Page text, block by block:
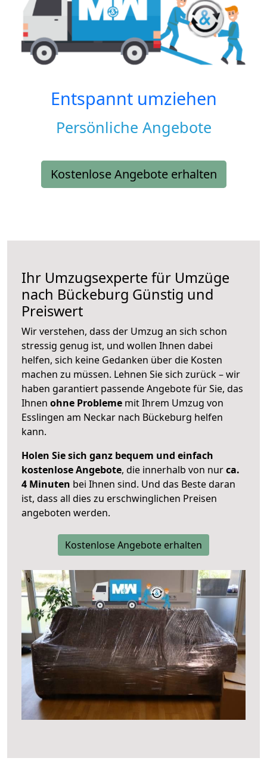
Entspannt umziehen
Persönliche Angebote
Kostenlose Angebote erhalten
Ihr Umzugsexperte für Umzüge
nach Bückeburg Günstig und
Preiswert
Wir verstehen, dass der Umzug an sich schon
stressig genug ist, und wollen Ihnen dabei
helfen, sich keine Gedanken über die Kosten
machen zu müssen. Lehnen Sie sich zurück – wir
haben garantiert passende Angebote für Sie, das
Ihnen ohne Probleme mit Ihrem Umzug von
Esslingen am Neckar nach Bückeburg helfen
kann.
Holen Sie sich ganz bequem und einfach
kostenlose Angebote, die innerhalb von nurca.
4 Minuten bei Ihnen sind. Und das Beste daran
ist, dass all dies zu erschwinglichen Preisen
angeboten werden.
Kostenlose Angebote erhalten